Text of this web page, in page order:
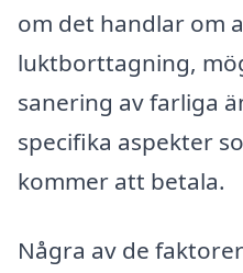
om det handlar om
luktborttagning,
sanering av farliga
specifika aspekter
kommer att betala.
Några av de